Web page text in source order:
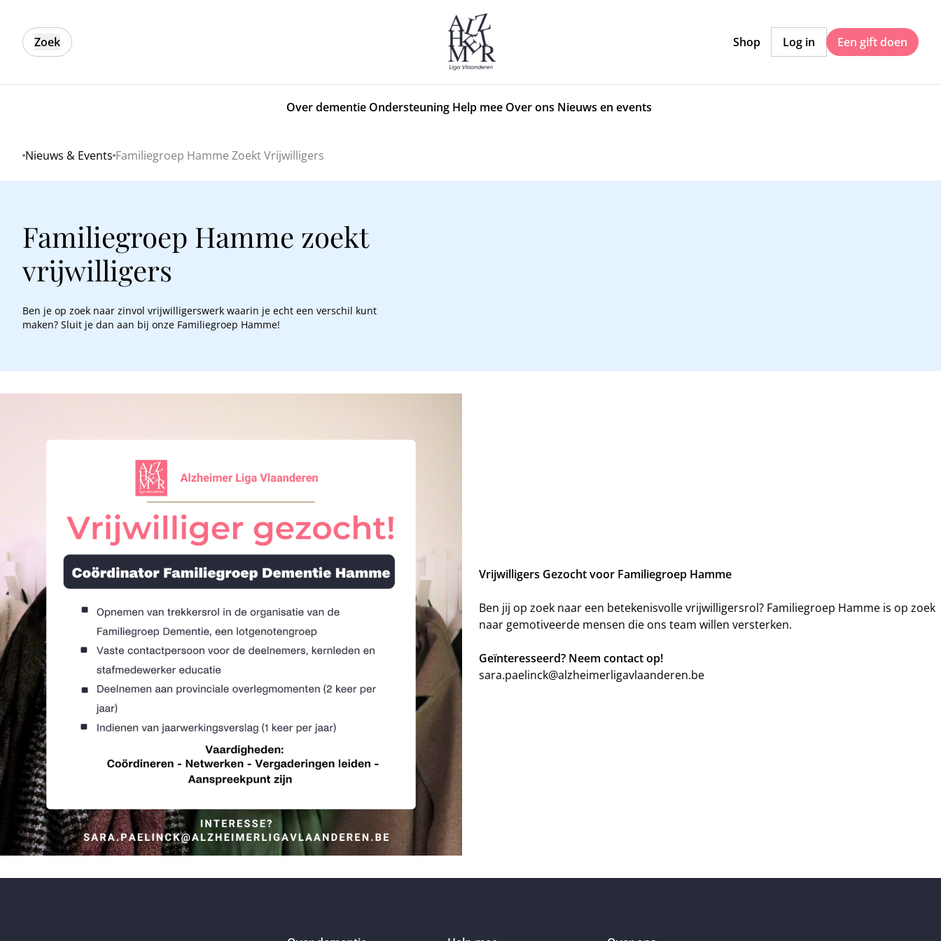
Zoek Shop Log in Een gift doen
Over dementie Ondersteuning Help mee Over ons Nieuws en events
Home
Nieuws & Events Familiegroep Hamme Zoekt Vrijwilligers
Familiegroep Hamme zoekt
vrijwilligers
Ben je op zoek naar zinvol vrijwilligerswerk waarin je echt een verschil kunt
maken? Sluit je dan aan bij onze Familiegroep Hamme!
Vrijwilligers Gezocht voor Familiegroep Hamme
Ben jij op zoek naar een betekenisvolle vrijwilligersrol? Familiegroep Hamme is op zoek
naar gemotiveerde mensen die ons team willen versterken.
Geïnteresseerd? Neem contact op!
sara.paelinck@alzheimerligavlaanderen.be